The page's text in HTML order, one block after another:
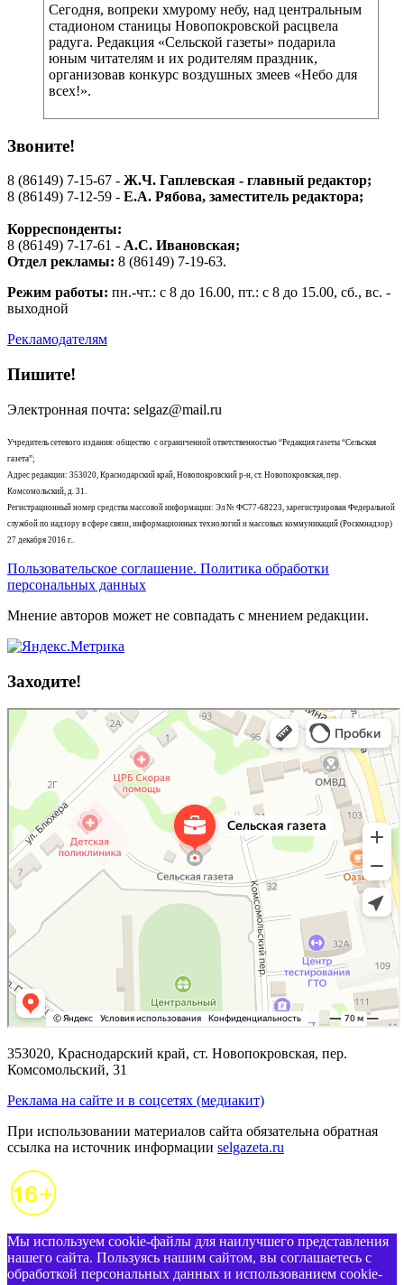
Сегодня, вопреки хмурому небу, над центральным
стадионом станицы Новопокровской расцвела
радуга. Редакция «Сельской газеты» подарила
юным читателям и их родителям праздник,
организовав конкурс воздушных змеев «Небо для
всех!».
Звоните!
8 (86149) 7-15-67 - Ж.Ч. Гаплевская - главный редактор;
8 (86149) 7-12-59 - Е.А. Рябова, заместитель редактора;
Корреспонденты:
8 (86149) 7-17-61 - А.С. Ивановская;
Отдел рекламы: 8 (86149) 7-19-63.
Режим работы: пн.-чт.: с 8 до 16.00, пт.: с 8 до 15.00, сб., вс. -
выходной
Рекламодателям
Пишите!
Электронная почта: selgaz@mail.ru
Учредитель сетевого издания: общество с ограниченной ответственностью “Редакция газеты “Сельская
газета”;
Адрес редакции: 353020, Краснодарский край, Новопокровский р-н, ст. Новопокровская, пер.
Комсомольский, д. 31.
Регистрационный номер средства массовой информации: Эл № ФС77-68223, зарегистрирован Федеральной
службой по надзору в сфере связи, информационных технологий и массовых коммуникаций (Роскмнадзор)
27 декабря 2016 г..
Пользовательское соглашение. Политика обработки
персональных данных
Мнение авторов может не совпадать с мнением редакции.
Заходите!
353020, Краснодарский край, ст. Новопокровская, пер.
Комсомольский, 31
Реклама на сайте и в соцсетях (медиакит)
При использовании материалов сайта обязательна обратная
ссылка на источник информации selgazeta.ru
Мы используем cookie-файлы для наилучшего представления
нашего сайта. Пользуясь нашим сайтом, вы соглашаетесь с
обработкой персональных данных и использованием cookie-